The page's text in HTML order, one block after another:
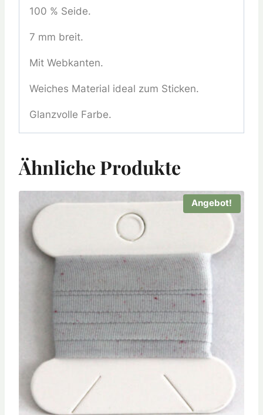
100 % Seide.
7 mm breit.
Mit Webkanten.
Weiches Material ideal zum Sticken.
Glanzvolle Farbe.
Ähnliche Produkte
Angebot!